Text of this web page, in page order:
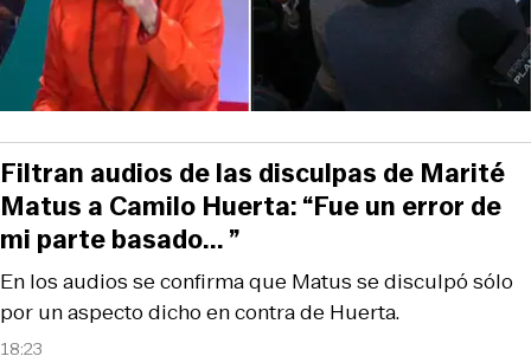
18:23
En los audios se confirma que Matus se disculpó sólo
por un aspecto dicho en contra de Huerta.
Filtran audios de las disculpas de Marité
Matus a Camilo Huerta: “Fue un error de
mi parte basado... ”